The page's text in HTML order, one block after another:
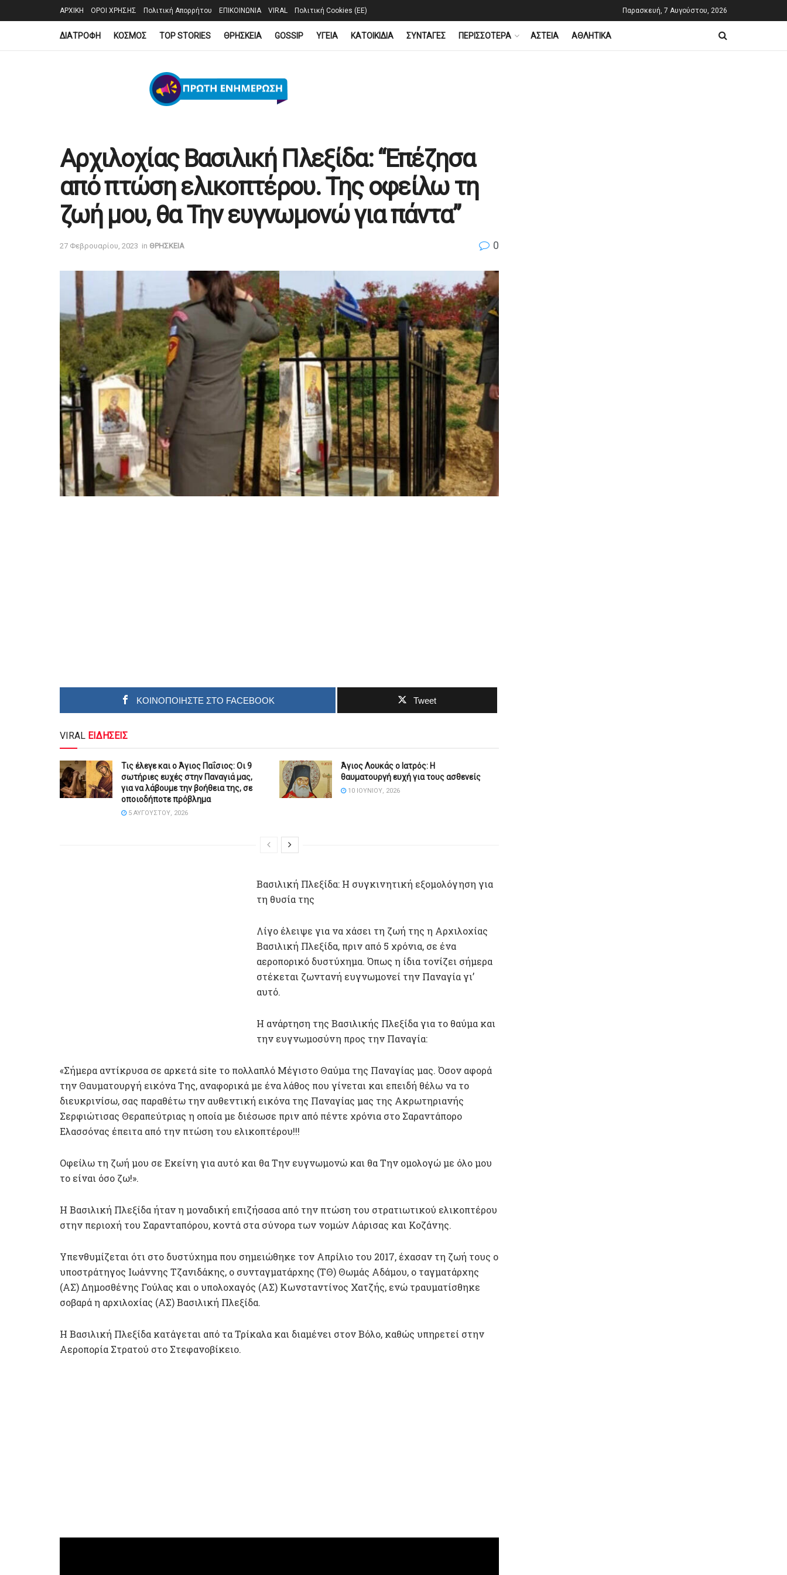
ΑΡΧΙΚΗ ΟΡΟΙ ΧΡΗΣΗΣ Πολιτική Απορρήτου ΕΠΙΚΟΙΝΩΝΙΑ VIRAL Πολιτική Cookies (ΕΕ) Παρασκευή, 7 Αυγούστου, 2026
ΔΙΑΤΡΟΦΗ ΚΟΣΜΟΣ TOP STORIES ΘΡΗΣΚΕΙΑ GOSSIP YΓΕΙΑ ΚΑΤΟΙΚΙΔΙΑ ΣΥΝΤΑΓΕΣ ΠΕΡΙΣΣΟΤΕΡΑ ΑΣΤΕΙΑ ΑΘΛΗΤΙΚΑ
Αρχιλοχίας Βασιλική Πλεξίδα: “Επέζησα
από πτώση ελικοπτέρου. Της οφείλω τη
ζωή μου, θα Την ευγνωμονώ για πάντα”
27 Φεβρουαρίου, 2023 in ΘΡΗΣΚΕΙΑ 0
ΚΟΙΝΟΠΟΙΗΣΤΕ ΣΤΟ FACEBOOK Tweet
VIRAL ΕΙΔΗΣΕΙΣ
Τις έλεγε και ο Άγιος Παΐσιος: Οι 9
σωτήριες ευχές στην Παναγιά μας,
για να λάβουμε την βοήθεια της, σε
οποιοδήποτε πρόβλημα
5 ΑΥΓΟΎΣΤΟΥ, 2026
Άγιος Λουκάς ο Ιατρός: Η
θαυματουργή ευχή για τους ασθενείς
10 ΙΟΥΝΊΟΥ, 2026
Βασιλική Πλεξίδα: Η συγκινητική εξομολόγηση για
τη θυσία της
Λίγο έλειψε για να χάσει τη ζωή της η Αρχιλοχίας
Βασιλική Πλεξίδα, πριν από 5 χρόνια, σε ένα
αεροπορικό δυστύχημα. Όπως η ίδια τονίζει σήμερα
στέκεται ζωντανή ευγνωμονεί την Παναγία γι’
αυτό.
Η ανάρτηση της Βασιλικής Πλεξίδα για το θαύμα και
την ευγνωμοσύνη προς την Παναγία:
«Σήμερα αντίκρυσα σε αρκετά site το πολλαπλό Μέγιστο Θαύμα της Παναγίας μας. Όσον αφορά
την Θαυματουργή εικόνα Της, αναφορικά με ένα λάθος που γίνεται και επειδή θέλω να το
διευκρινίσω, σας παραθέτω την αυθεντική εικόνα της Παναγίας μας της Ακρωτηριανής
Σερφιώτισας Θεραπεύτριας η οποία με διέσωσε πριν από πέντε χρόνια στο Σαραντάπορο
Ελασσόνας έπειτα από την πτώση του ελικοπτέρου!!!
Οφείλω τη ζωή μου σε Εκείνη για αυτό και θα Την ευγνωμονώ και θα Την ομολογώ με όλο μου
το είναι όσο ζω!».
Η Βασιλική Πλεξίδα ήταν η μοναδική επιζήσασα από την πτώση του στρατιωτικού ελικοπτέρου
στην περιοχή του Σαρανταπόρου, κοντά στα σύνορα των νομών Λάρισας και Κοζάνης.
Υπενθυμίζεται ότι στο δυστύχημα που σημειώθηκε τον Απρίλιο του 2017, έχασαν τη ζωή τους ο
υποστράτηγος Ιωάννης Τζανιδάκης, ο συνταγματάρχης (ΤΘ) Θωμάς Αδάμου, ο ταγματάρχης
(ΑΣ) Δημοσθένης Γούλας και ο υπολοχαγός (ΑΣ) Κωνσταντίνος Χατζής, ενώ τραυματίσθηκε
σοβαρά η αρχιλοχίας (ΑΣ) Βασιλική Πλεξίδα.
Η Βασιλική Πλεξίδα κατάγεται από τα Τρίκαλα και διαμένει στον Βόλο, καθώς υπηρετεί στην
Αεροπορία Στρατού στο Στεφανοβίκειο.